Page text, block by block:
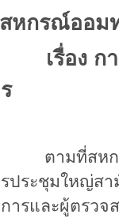
สหกรณ์ออม
เรื่อง
สหกรณ์ออม
ประชุมใหญ่ส
ารและผู้ตรวจ